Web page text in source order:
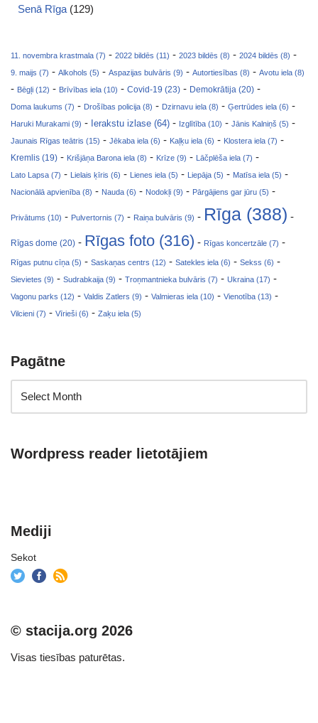
Senā Rīga (129)
11. novembra krastmala (7) - 2022 bildēs (11) - 2023 bildēs (8) - 2024 bildēs (8) -
9. maijs (7) - Alkohols (5) - Aspazijas bulvāris (9) - Autortiesības (8) - Avotu iela (8)
- Bēgļi (12) - Brīvības iela (10) - Covid-19 (23) - Demokrātija (20) -
Doma laukums (7) - Drošības policija (8) - Dzirnavu iela (8) - Ģertrūdes iela (6) -
Haruki Murakami (9) - Ierakstu izlase (64) - Izglītība (10) - Jānis Kalniņš (5) -
Jaunais Rīgas teātris (15) - Jēkaba iela (6) - Kaļķu iela (6) - Klostera iela (7) -
Kremlis (19) - Krišjāņa Barona iela (8) - Krīze (9) - Lāčplēša iela (7) -
Lato Lapsa (7) - Lielais ķīris (6) - Lienes iela (5) - Liepāja (5) - Matīsa iela (5) -
Nacionālā apvienība (8) - Nauda (6) - Nodokļi (9) - Pārgājiens gar jūru (5) -
Privātums (10) - Pulvertornis (7) - Raiņa bulvāris (9) - Rīga (388) -
Rīgas dome (20) - Rīgas foto (316) - Rīgas koncertzāle (7) -
Rīgas putnu cīņa (5) - Saskaņas centrs (12) - Satekles iela (6) - Sekss (6) -
Sievietes (9) - Sudrabkaija (9) - Troņmantnieka bulvāris (7) - Ukraina (17) -
Vagonu parks (12) - Valdis Zatlers (9) - Valmieras iela (10) - Vienotība (13) -
Vilcieni (7) - Vīrieši (6) - Zaķu iela (5)
Pagātne
Wordpress reader lietotājiem
Mediji
Sekot
© stacija.org 2026
Visas tiesības paturētas.